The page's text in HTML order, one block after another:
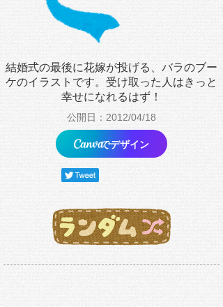
結婚式の最後に花嫁が投げる、バラのブー
ケのイラストです。受け取った人はきっと
幸せになれるはず！
公開日：2012/04/18
でデザイン